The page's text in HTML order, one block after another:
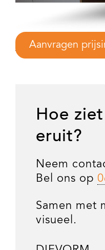
Aanvragen
Hoe
eruit?
Neem
Bel ons op
Samen met
visueel.